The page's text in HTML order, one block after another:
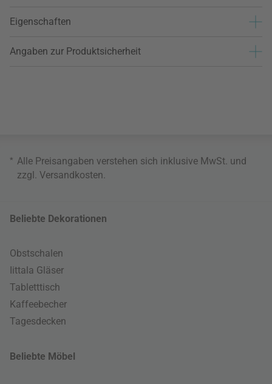
Eigenschaften
Angaben zur Produktsicherheit
* Alle Preisangaben verstehen sich inklusive MwSt. und
zzgl. Versandkosten
Beliebte Dekorationen
Obstschalen
Iittala Gläser
Tabletttisch
Kaffeebecher
Tagesdecken
Beliebte Möbel